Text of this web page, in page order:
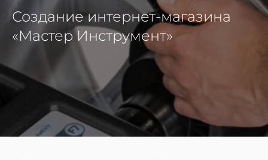
Создание интернет-магазина
«Мастер Инструмент»